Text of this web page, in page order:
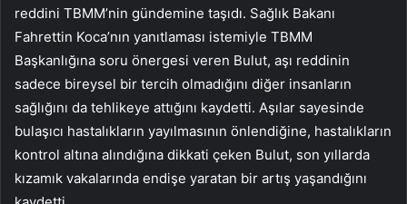
reddini TBMM’nin gündemine taşıdı. Sağlık Bakanı
Fahrettin Koca’nın yanıtlaması istemiyle TBMM
Başkanlığına soru önergesi veren Bulut, aşı reddinin
sadece bireysel bir tercih olmadığını diğer insanların
sağlığını da tehlikeye attığını kaydetti. Aşılar sayesinde
bulaşıcı hastalıkların yayılmasının önlendiğine, hastalıkların
kontrol altına alındığına dikkati çeken Bulut, son yıllarda
kızamık vakalarında endişe yaratan bir artış yaşandığını